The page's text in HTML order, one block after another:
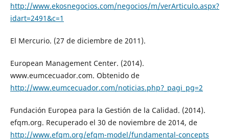
http://www.ekosnegocios.com/negocios/m/verArticulo.aspx?
idart=2491&c=1
El Mercurio. (27 de diciembre de 2011).
European Management Center. (2014).
www.eumcecuador.com. Obtenido de
http://www.eumcecuador.com/noticias.php?_pagi_pg=2
Fundación Europea para la Gestión de la Calidad. (2014).
efqm.org. Recuperado el 30 de noviembre de 2014, de
http://www.efqm.org/efqm-model/fundamental-concepts